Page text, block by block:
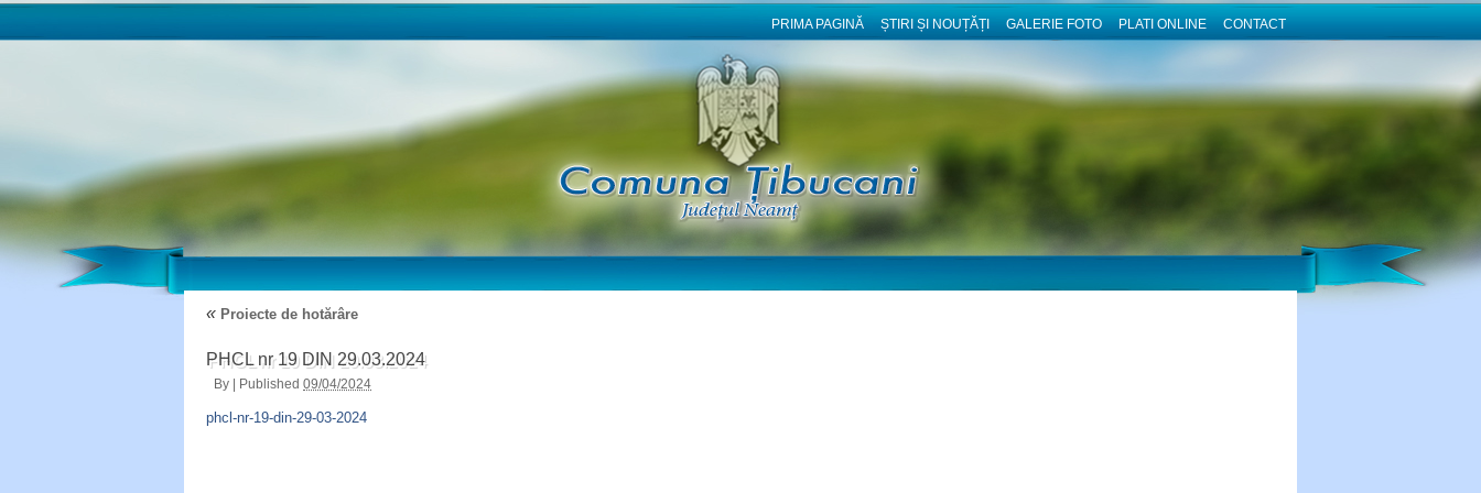
PRIMA PAGINĂ ȘTIRI ȘI NOUȚĂȚI GALERIE FOTO PLATI ONLINE CONTACT
« Proiecte de hotărâre
PHCL nr 19 DIN 29.03.2024
By | Published 09/04/2024
phcl-nr-19-din-29-03-2024